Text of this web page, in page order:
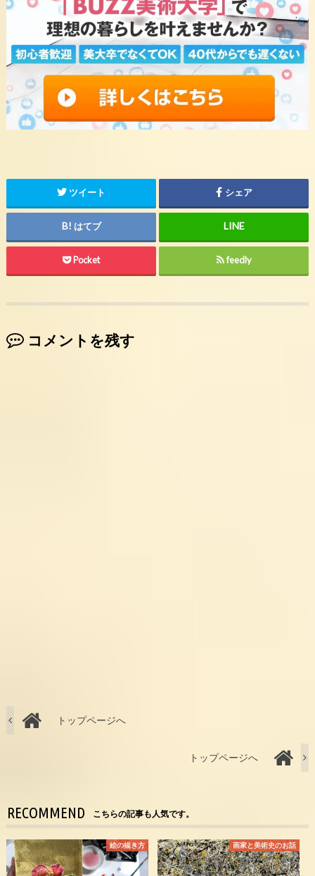
ツイート シェア
はてブ
Pocket feedly
コメントを残す
トップページへ
トップページへ
RECOMMEND こちらの記事も人気です。
絵の描き方 画家と美術史のお話